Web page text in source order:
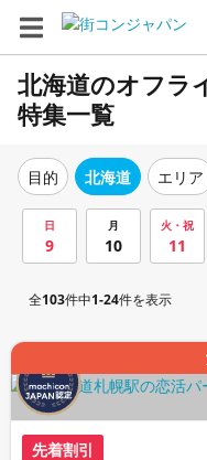
北海道のオフラ
特集一覧
目的 北海道 エリア
日
9
月
10
火・祝
11
全103件中1-24件を表示
先着割引